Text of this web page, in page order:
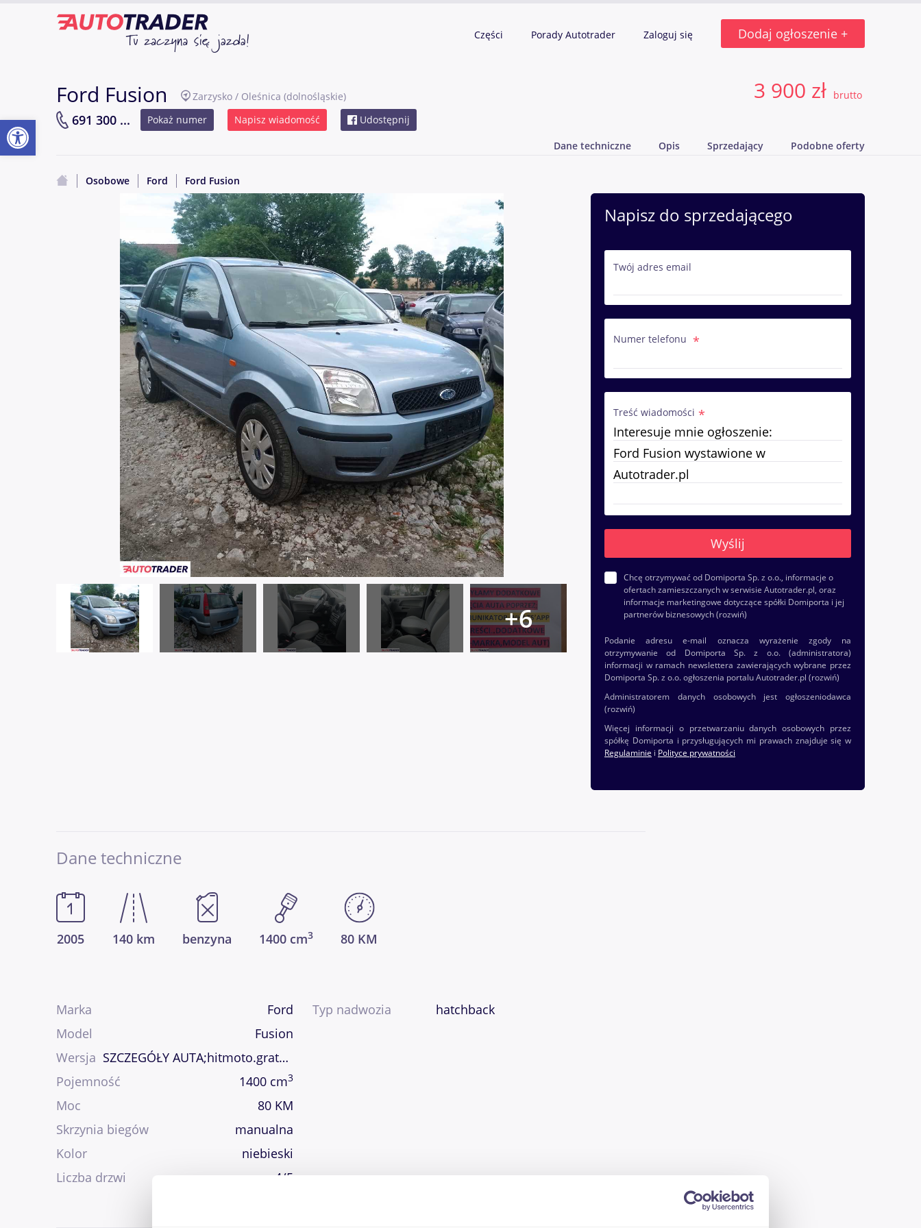
Części Porady Autotrader Zaloguj się Dodaj ogłoszenie +
Ford Fusion Zarzysko / Oleśnica (dolnośląskie)
691 300 ... Pokaż numer Napisz wiadomość Udostępnij
3 900 zł brutto
Dane techniczne Opis Sprzedający Podobne oferty
Osobowe Ford Ford Fusion
Napisz do sprzedającego
Twój adres email
Numer telefonu
Treść wiadomości
Chcę otrzymywać od Domiporta Sp. z o.o., informacje o
ofertach zamieszczanych w serwisie Autotrader.pl, oraz
informacje marketingowe dotyczące spółki Domiporta i jej
partnerów biznesowych(rozwiń)
Podanie adresu e-mail oznacza wyrażenie zgody na
otrzymywanie od Domiporta Sp. z o.o. (administratora)
informacji w ramach newslettera zawierających wybrane przez
Domiporta Sp. z o.o. ogłoszenia portalu Autotrader.pl (rozwiń)
Administratorem danych osobowych jest ogłoszeniodawca
(rozwiń)
Więcej informacji o przetwarzaniu danych osobowych przez
spółkę Domiporta i przysługujących mi prawach znajduje się w
Regulaminie i Polityce prywatności
Dane techniczne
2005 140 km benzyna 1400 cm3 80 KM
Marka
Ford
Model
Fusion
Wersja
SZCZEGÓŁY AUTA;hitmoto.gratka.pl
Pojemność
1400 cm3
Moc
80 KM
Skrzynia biegów
manualna
Kolor
niebieski
Liczba drzwi
4/5
Typ nadwozia hatchback
Otwórz pasek narzędzi